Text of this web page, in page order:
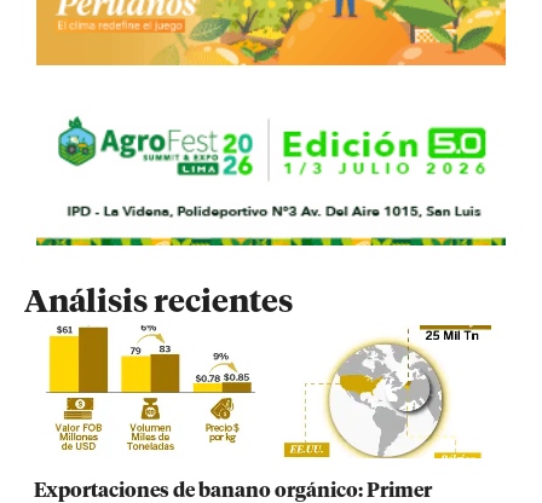
Análisis recientes
Exportaciones de banano orgánico: Primer